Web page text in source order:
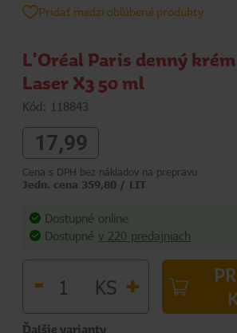
Pridať medzi obľúbené produkty
L'Oréal Paris denný
Laser X3 50 ml
Kód: 118843
17,99
Cena s DPH bez nákladov na prepravu
Jedn. cena 359,80 / LIT
Dostupné online
Dostupné v 220 predajniach
- KS +
Ďalšie varianty